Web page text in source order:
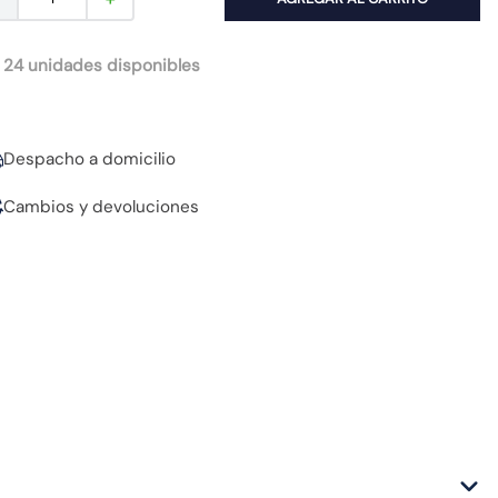
24 unidades disponibles
Despacho a domicilio
Cambios y devoluciones